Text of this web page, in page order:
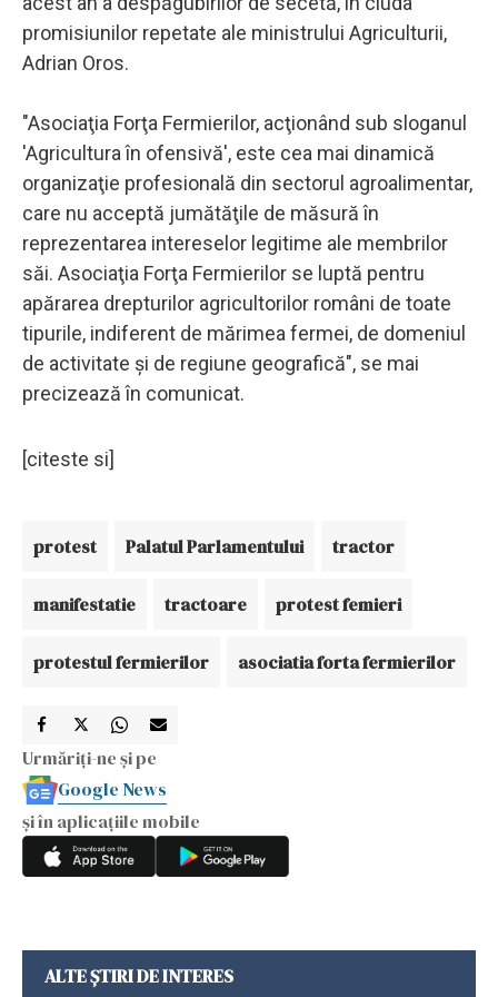
promisiunilor repetate ale ministrului Agriculturii,
Adrian Oros.
"Asociaţia Forţa Fermierilor, acţionând sub sloganul
'Agricultura în ofensivă', este cea mai dinamică
organizaţie profesională din sectorul agroalimentar,
care nu acceptă jumătăţile de măsură în
reprezentarea intereselor legitime ale membrilor
săi. Asociaţia Forţa Fermierilor se luptă pentru
apărarea drepturilor agricultorilor români de toate
tipurile, indiferent de mărimea fermei, de domeniul
de activitate şi de regiune geografică", se mai
precizează în comunicat.
[citeste si]
protest Palatul Parlamentului tractor
manifestatie tractoare protest femieri
protestul fermierilor asociatia forta fermierilor
Urmăriți-ne și pe
Google News
și în aplicațiile mobile
ALTE ȘTIRI DE INTERES